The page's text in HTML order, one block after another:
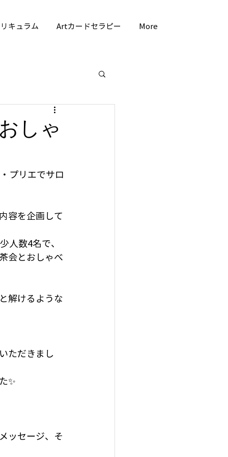
キュラム Artカードセラピー More
しゃ
プリエでサロ
容を企画して
人数4名で、
会とおしゃべ
解けるような
ただきまし
✨
ッセージ、そ